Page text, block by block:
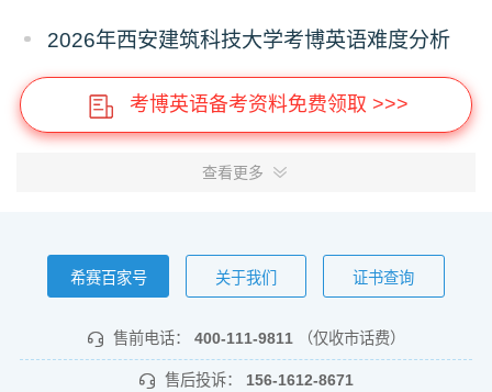
2026年西安建筑科技大学考博英语难度分析
考博英语备考资料免费领取 >>>
查看更多
希赛百家号 关于我们 证书查询
售前电话： 400-111-9811 （仅收市话费）
售后投诉： 156-1612-8671